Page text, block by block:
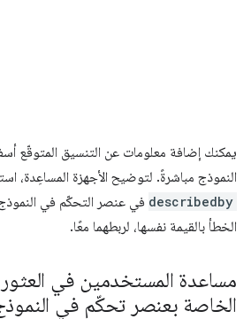
يمكنك إضافة معلومات عن التنسيق المتوقّع
النموذج مباشرةً. لتوضيح الأجهزة المساعِدة،
describedby في عنصر التحكّم في
الخطأ بالقيمة نفسها، لربطهما معًا.
مساعدة المستخدمين في
الخاصة بعنصر تحكّم في